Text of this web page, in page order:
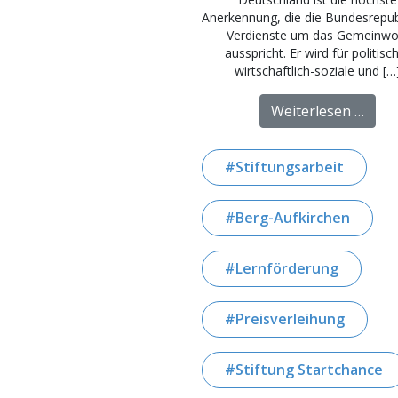
Anerkennung, die die
Verdienste um das
ausspricht. Er wird für
wirtschaftlich-soziale und
Weiterlesen …from
Stiftungsarbeit
Berg-Aufkirchen
Lernförderung
Preisverleihung
Stiftung Startchance